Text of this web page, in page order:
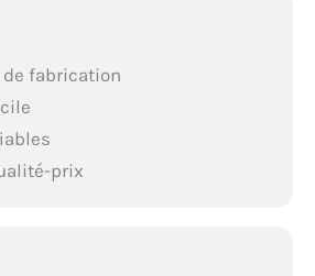
fabrication
prix